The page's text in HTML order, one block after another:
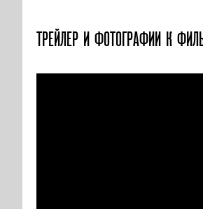
ТРЕЙЛЕР И ФОТОГРАФИИ К